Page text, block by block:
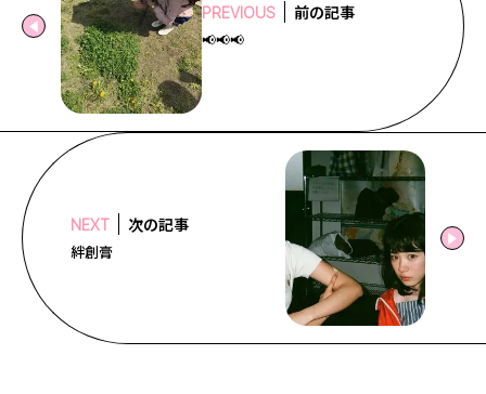
PREVIOUS 前の記事
📢📢📢
NEXT 次の記事
絆創膏